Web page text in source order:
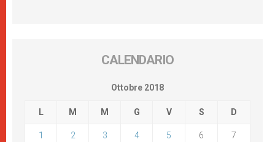
CALENDARIO
Ottobre 2018
L M M G V S D
1 2 3 4 5 6 7